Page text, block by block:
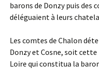
barons de Donzy puis des
déléguaient à leurs
Les comtes de Chalon
Donzy et Cosne, soit cette
Loire qui constitua la